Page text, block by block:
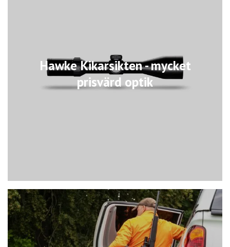
Hawke Kikarsikten - mycket
prisvärd optik